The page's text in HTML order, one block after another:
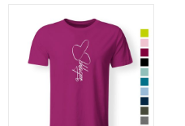
mehrere
Varianten
auf.
Optionen